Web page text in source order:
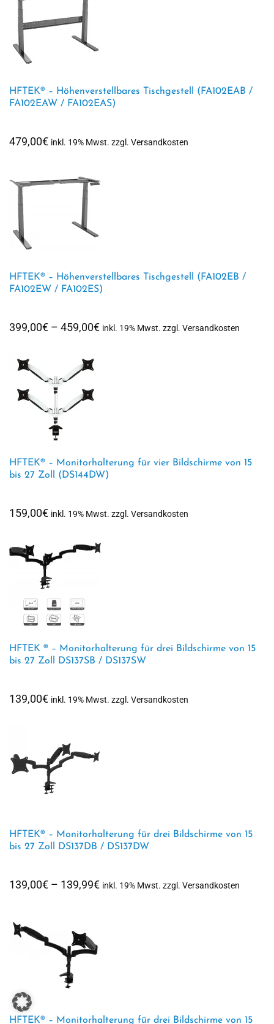
HFTEK® – Höhenverstellbares Tischgestell (FA102EAB /
FA102EAW / FA102EAS)
479,00€ inkl. 19% Mwst. zzgl. Versandkosten
HFTEK® – Höhenverstellbares Tischgestell (FA102EB /
FA102EW / FA102ES)
399,00€ – 459,00€Preisspanne:
inkl. 19% Mwst. zzgl. Versandkosten
HFTEK® – Monitorhalterung für vier Bildschirme von 15
bis 27 Zoll (DS144DW)
159,00€ inkl. 19% Mwst. zzgl. Versandkosten
HFTEK ® – Monitorhalterung für drei Bildschirme von 15
bis 27 Zoll DS137SB / DS137SW
139,00€ inkl. 19% Mwst. zzgl. Versandkosten
HFTEK® – Monitorhalterung für drei Bildschirme von 15
bis 27 Zoll DS137DB / DS137DW
139,00€ – 139,99€Preisspanne:
inkl. 19% Mwst. zzgl. Versandkosten
HFTEK® – Monitorhalterung für drei Bildschirme von 15